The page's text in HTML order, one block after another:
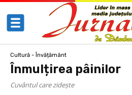
Cultură - Învățământ
Înmulțirea pâinilor
Cuvântul care zidește